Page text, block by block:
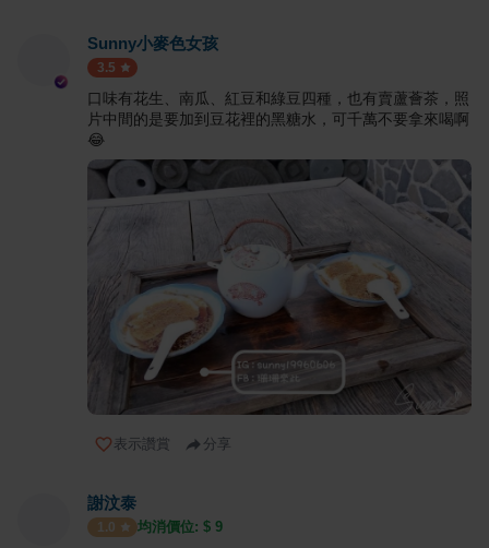
Sunny小麥色女孩
3.5
口味有花生、南瓜、紅豆和綠豆四種，也有賣蘆薈茶，照
片中間的是要加到豆花裡的黑糖水，可千萬不要拿來喝啊
😂
表示讚賞 分享
謝汶泰
1.0 均消價位: $ 9